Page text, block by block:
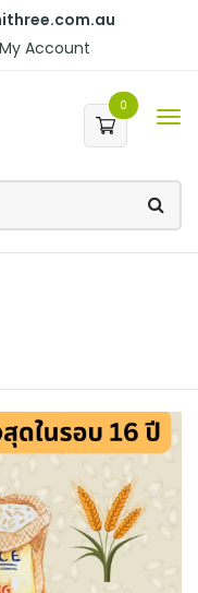
My Account
0